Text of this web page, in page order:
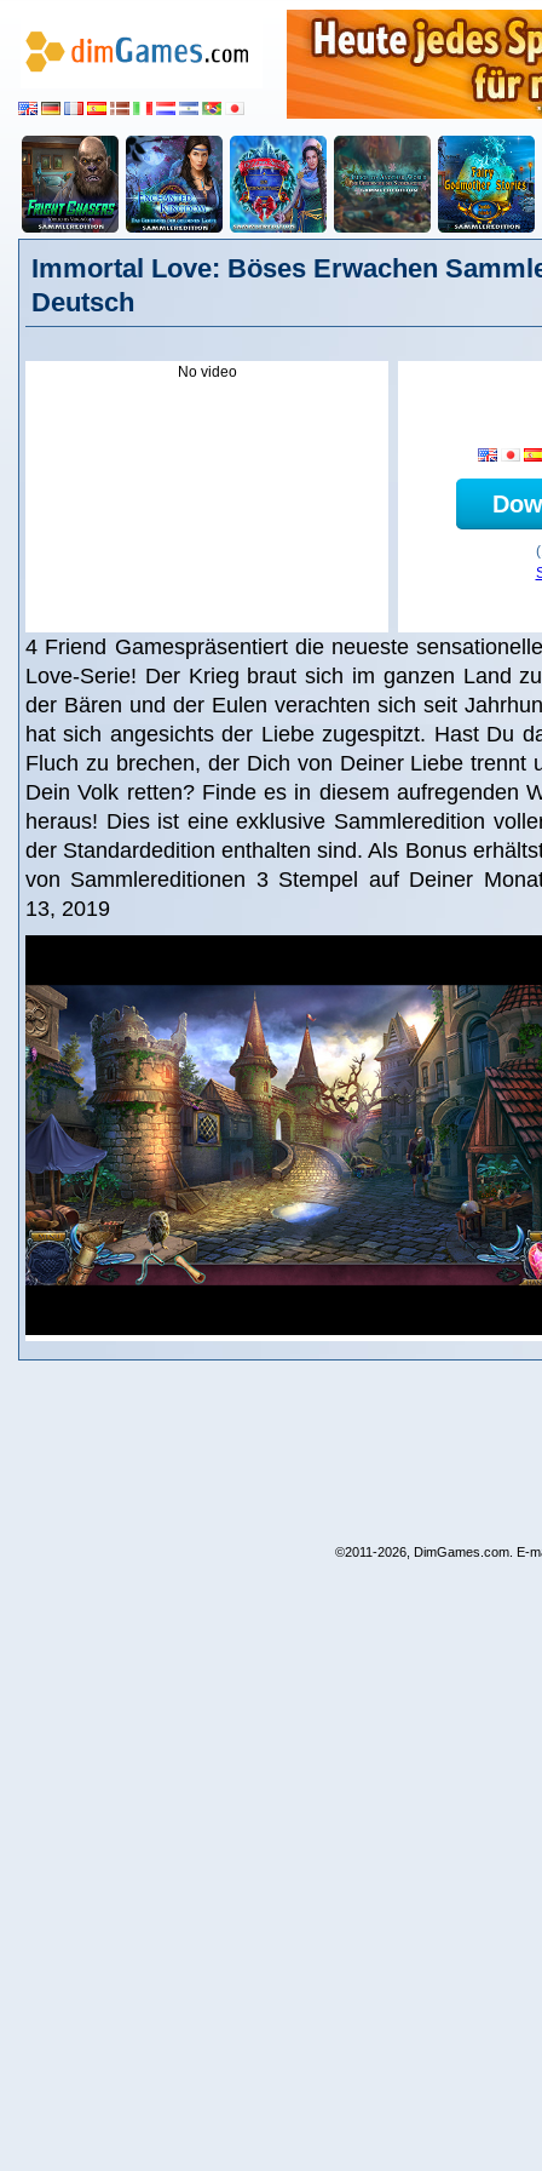
Immortal Love: Böses Erwachen
Deutsch
No video
4 Friend Gamespräsentiert die neueste
Love-Serie! Der Krieg braut sich im ganzen Land
der Bären und der Eulen verachten sich seit
hat sich angesichts der Liebe zugespitzt. Hast Du
Fluch zu brechen, der Dich von Deiner Liebe trennt
Dein Volk retten? Finde es in diesem aufregenden
heraus! Dies ist eine exklusive Sammleredition
der Standardedition enthalten sind. Als Bonus
von Sammlereditionen 3 Stempel auf Deiner
13, 2019
©2011-2026, DimGames.com. E-